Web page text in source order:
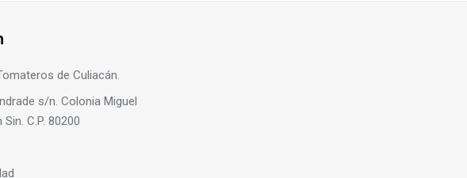
de Culiacán.
s/n. Colonia Miguel
C.P. 80200